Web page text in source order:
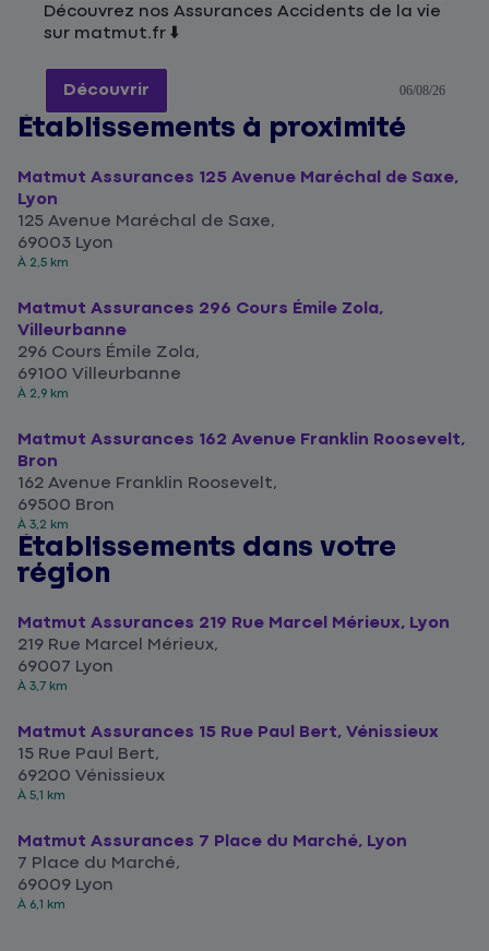
Découvrez nos Assurances Accidents de la vie
sur matmut.fr ⬇️
Découvrir 06/08/26
Établissements à proximité
Matmut Assurances 125 Avenue Maréchal de Saxe,
Lyon
125 Avenue Maréchal de Saxe,
69003 Lyon
À 2,5 km
Matmut Assurances 296 Cours Émile Zola,
Villeurbanne
296 Cours Émile Zola,
69100 Villeurbanne
À 2,9 km
Matmut Assurances 162 Avenue Franklin Roosevelt,
Bron
162 Avenue Franklin Roosevelt,
69500 Bron
À 3,2 km
Établissements dans votre
région
Matmut Assurances 219 Rue Marcel Mérieux, Lyon
219 Rue Marcel Mérieux,
69007 Lyon
À 3,7 km
Matmut Assurances 15 Rue Paul Bert, Vénissieux
15 Rue Paul Bert,
69200 Vénissieux
À 5,1 km
Matmut Assurances 7 Place du Marché, Lyon
7 Place du Marché,
69009 Lyon
À 6,1 km